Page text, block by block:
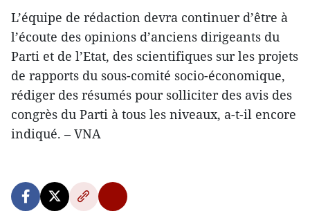
L’équipe de rédaction devra continuer d’être à
l’écoute des opinions d’anciens dirigeants du
Parti et de l’Etat, des scientifiques sur les projets
de rapports du sous-comité socio-économique,
rédiger des résumés pour solliciter des avis des
congrès du Parti à tous les niveaux, a-t-il encore
indiqué. – VNA